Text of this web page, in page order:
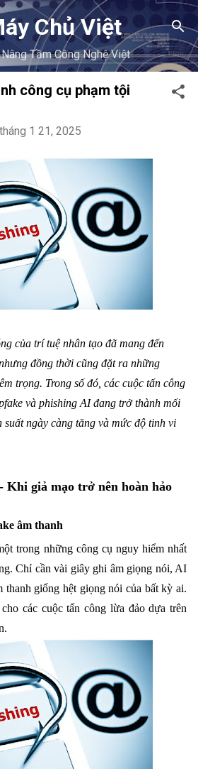
đến nội dung chính
Chủ Việt
Tầm Công Nghệ Việt
công cụ phạm tội
tháng 1 21, 2025
của trí tuệ nhân tạo đã mang đến
đồng thời cũng đặt ra những
trọng. Trong số đó, các cuộc tấn công
và phishing AI đang trở thành mối
ngày càng tăng và mức độ tinh vi
Khi giả mạo trở nên hoàn hảo
âm thanh
trong những công cụ nguy hiểm nhất
Chỉ cần vài giây ghi âm giọng nói, AI
thanh giống hệt giọng nói của bất kỳ ai.
các cuộc tấn công lừa đảo dựa trên